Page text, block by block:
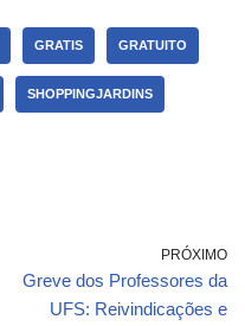
GRATIS GRATUITO
SHOPPINGJARDINS
PRÓXIMO
Greve dos Professores da
UFS: Reivindicações e